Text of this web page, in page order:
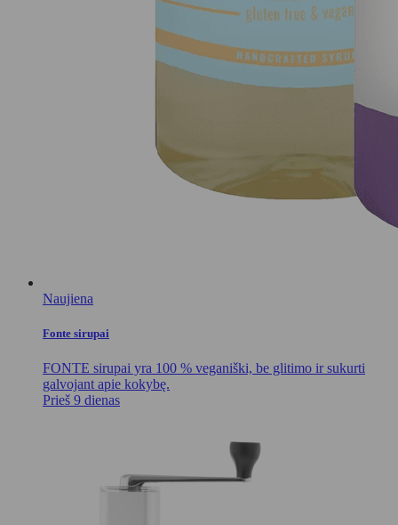
Naujiena
Fonte sirupai
FONTE sirupai yra 100 % veganiški, be glitimo ir sukurti
galvojant apie kokybę.
Prieš 9 dienas